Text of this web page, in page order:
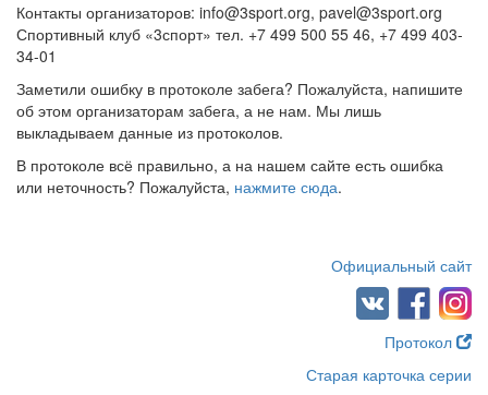
Контакты организаторов: info@3sport.org, pavel@3sport.org
Спортивный клуб «3спорт» тел. +7 499 500 55 46, +7 499 403-
34-01
Заметили ошибку в протоколе забега? Пожалуйста, напишите
об этом организаторам забега, а не нам. Мы лишь
выкладываем данные из протоколов.
В протоколе всё правильно, а на нашем сайте есть ошибка
или неточность? Пожалуйста, нажмите сюда.
Официальный сайт
Протокол
Старая карточка серии